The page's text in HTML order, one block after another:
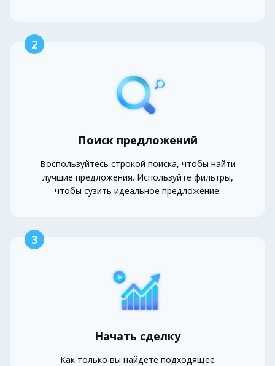
2
Поиск предложений
Воспользуйтесь строкой поиска, чтобы найти
лучшие предложения. Используйте фильтры,
чтобы сузить идеальное предложение.
3
Начать сделку
Как только вы найдете подходящее